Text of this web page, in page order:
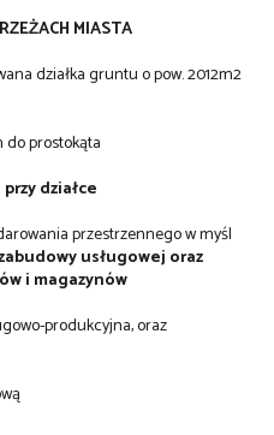
MIASTA
działka gruntu o pow. 2012m2
do prostokąta
działce
przestrzennego w myśl
usługowej oraz
i magazynów
produkcyjna, oraz